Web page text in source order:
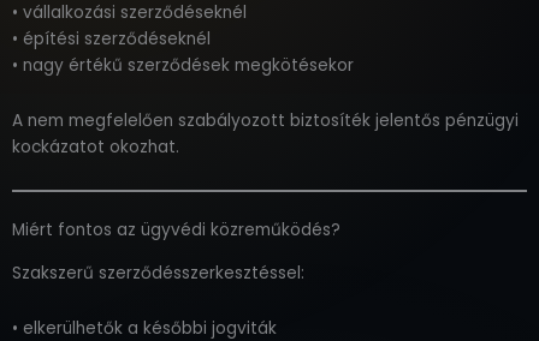
• vállalkozási szerződéseknél
• építési szerződéseknél
• nagy értékű szerződések megkötésekor
A nem megfelelően szabályozott biztosíték jelentős pénzügyi
kockázatot okozhat.
Miért fontos az ügyvédi közreműködés?
Szakszerű szerződésszerkesztéssel:
• elkerülhetők a későbbi jogviták